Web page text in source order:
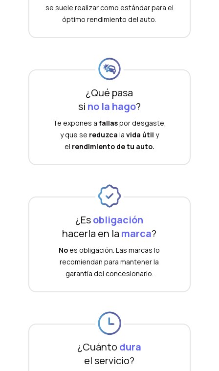
se suele realizar como estándar para el
óptimo rendimiento del auto.
¿Qué pasa
si no la hago?
Te expones a fallaspor desgaste,
y que se reduzca la vida útil y
el rendimiento de tu auto.
¿Esobligación
hacerla en la marca?
Noes obligación. Las marcas lo
recomiendan para mantener la
garantía del concesionario.
¿Cuánto dura
el servicio?